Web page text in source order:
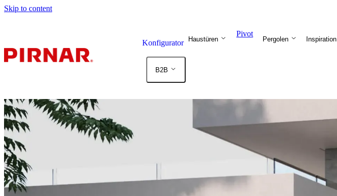
Skip to content
Konfigurator Haustüren
Pivot
Pergolen Inspiration
B2B